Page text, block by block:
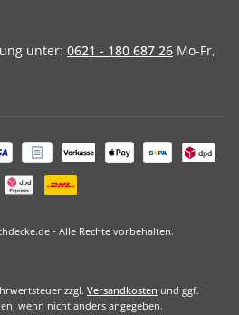
unter: 0621 - 180 687 26 Mo-Fr,
- Alle Rechte vorbehalten.
zzgl. Versandkosten und ggf.
wenn nicht anders angegeben.